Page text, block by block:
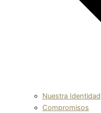
Nuestra Identidad
Compromisos